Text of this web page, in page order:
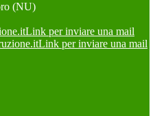
(NU)
Link per inviare una mail
Link per inviare una mail